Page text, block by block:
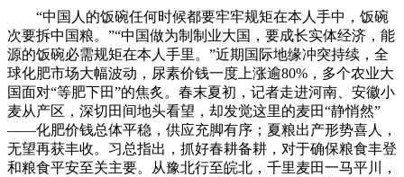
“中国人的饭碗任何时候都要牢牢规矩在本人手中，饭碗
次要拆中国粮。”“中国做为制制业大国，要成长实体经济，能
源的饭碗必需规矩在本人手里。”近期国际地缘冲突持续，全
球化肥市场大幅波动，尿素价钱一度上涨逾80%，多个农业大
国面对“等肥下田”的焦炙。春末夏初，记者走进河南、安徽小
麦从产区，深切田间地头看望，却发觉这里的麦田“静悄然”
——化肥价钱总体平稳，供应充脚有序；夏粮出产形势喜人，
无望再获丰收。习总指出，抓好春耕备耕，对于确保粮食丰登
和粮食平安至关主要。从豫北行至皖北，千里麦田一马平川，